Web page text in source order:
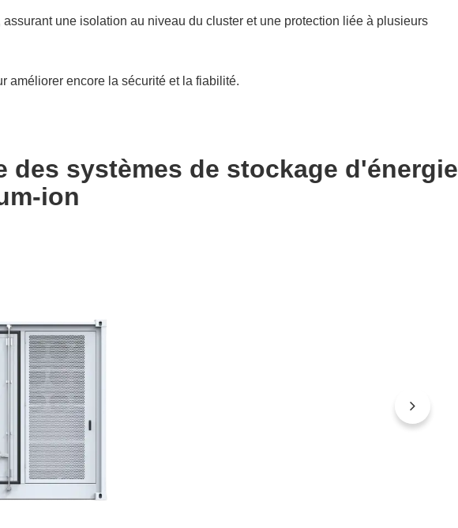
une isolation au niveau du cluster et une protection liée à plusieurs
améliorer encore la sécurité et la fiabilité.
des systèmes de stockage d'énergie
ion